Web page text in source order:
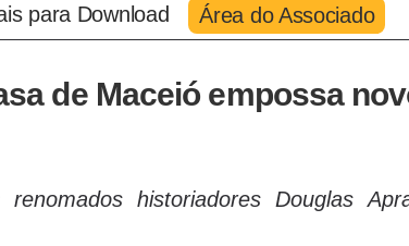
para Download Área do Associado
de Maceió empossa
historiadores Douglas